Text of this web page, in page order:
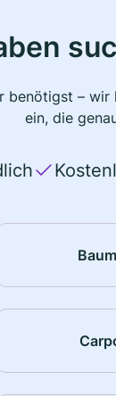
–
ein, die